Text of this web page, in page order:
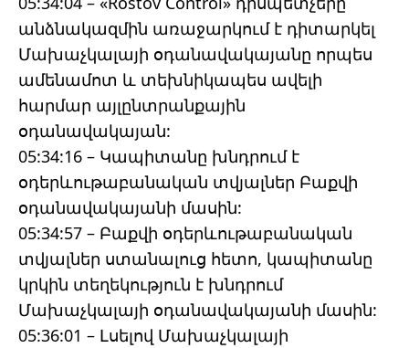
անձնակազմին առաջարկում է դիտարկել
Մախաչկալայի օդանավակայանը որպես
ամենամոտ և տեխնիկապես ավելի
հարմար այլընտրանքային
օդանավակայան:
05:34:16 – Կապիտանը խնդրում է
օդերևութաբանական տվյալներ Բաքվի
օդանավակայանի մասին:
05:34:57 – Բաքվի օդերևութաբանական
տվյալներ ստանալուց հետո, կապիտանը
կրկին տեղեկություն է խնդրում
Մախաչկալայի օդանավակայանի մասին:
05:36:01 – Լսելով Մախաչկալայի